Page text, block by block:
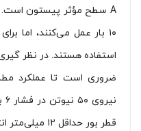
ضروری است تا عملکرد
قطر بور حداقل ۱۲ میلی‌متر انتخاب شود.